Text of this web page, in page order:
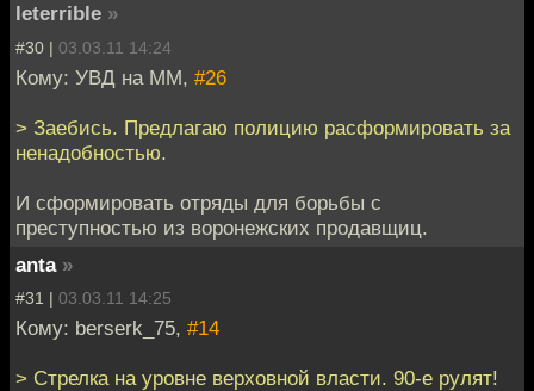
leterrible »
#30 | 03.03.11 14:24
Кому: УВД на ММ, #26
> Заебись. Предлагаю полицию расформировать за
ненадобностью.
И сформировать отряды для борьбы с
преступностью из воронежских продавщиц.
anta »
#31 | 03.03.11 14:25
Кому: berserk_75, #14
> Стрелка на уровне верховной власти. 90-е рулят!